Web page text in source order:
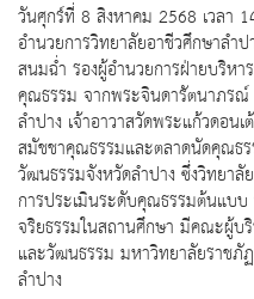
วันศุกร์ที่ 8 สิงหาคม 2568 เวลา
อำนวยการวิทยาลัยอาชีวศึกษาลำ
สนมฉ่ำ รองผู้อำนวยการฝ่ายบริหา
คุณธรรม จากพระจินดารัตนาภรณ์
ลำปาง เจ้าอาวาสวัดพระแก้วดอน
สมัชชาคุณธรรมและตลาดนัดคุณธ
วัฒนธรรมจังหวัดลำปาง ซึ่งวิทยา
การประเมินระดับคุณธรรมต้นแบ
จริยธรรมในสถานศึกษา มีคณะผู้บ
และวัฒนธรรม มหาวิทยาลัยราชภั
ลำปาง